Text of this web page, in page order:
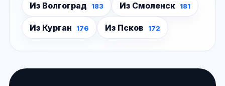
Из Волгоград 183 Из Смоленск 181
Из Курган 176 Из Псков 172